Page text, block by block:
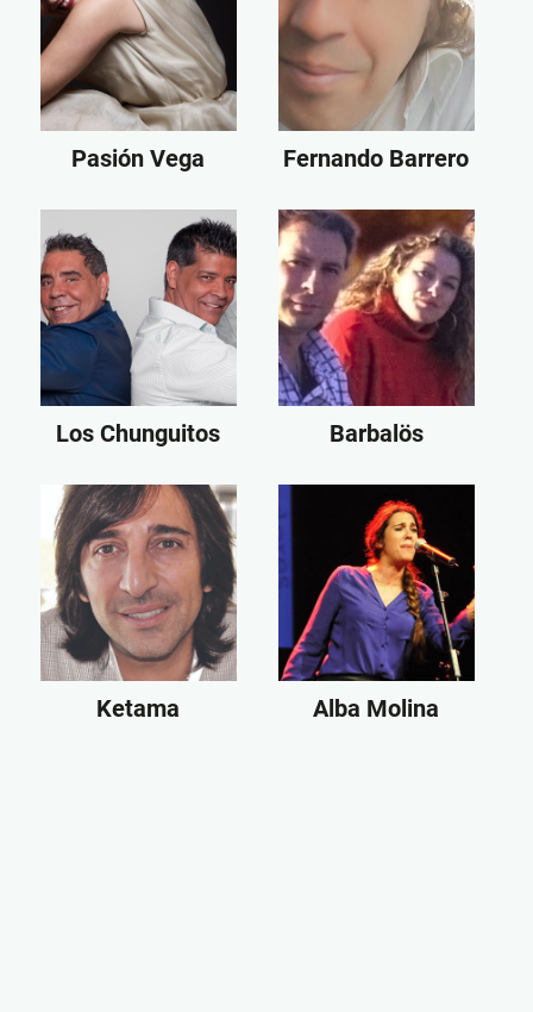
Pasión Vega Fernando Barrero
Los Chunguitos Barbalös
Ketama Alba Molina